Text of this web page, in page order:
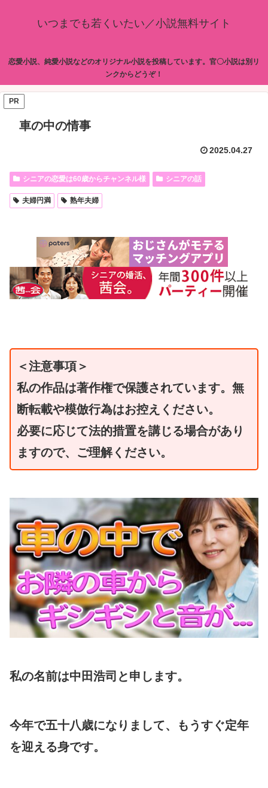
いつまでも若くいたい／小説無料サイト
恋愛小説、純愛小説などのオリジナル小説を投稿しています。官〇小説は別リ
ンクからどうぞ！
PR
車の中の情事
2025.04.27
シニアの恋愛は60歳からチャンネル様 シニアの話
夫婦円満 熟年夫婦
＜注意事項＞
私の作品は著作権で保護されています。無
断転載や模倣行為はお控えください。
必要に応じて法的措置を講じる場合があり
ますので、ご理解ください。
私の名前は中田浩司と申します。
今年で五十八歳になりまして、もうすぐ定年
を迎える身です。